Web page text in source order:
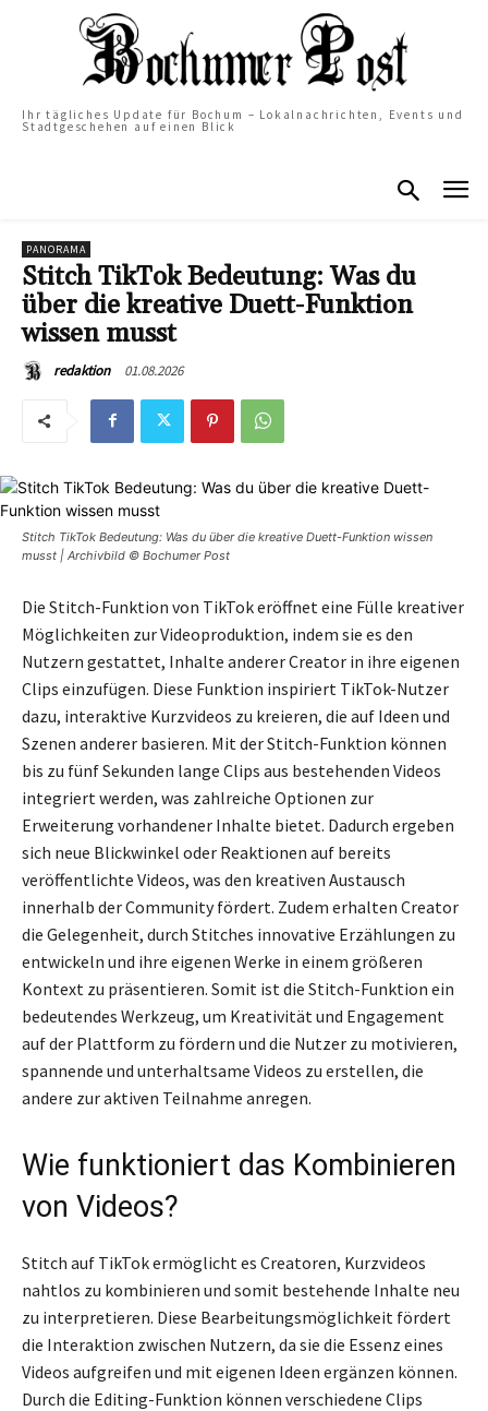
Ihr tägliches Update für Bochum – Lokalnachrichten, Events und
Stadtgeschehen auf einen Blick
PANORAMA
Stitch TikTok Bedeutung: Was du
über die kreative Duett-Funktion
wissen musst
redaktion 01.08.2026
Stitch TikTok Bedeutung: Was du über die kreative Duett-Funktion wissen
musst | Archivbild © Bochumer Post
Die Stitch-Funktion von TikTok eröffnet eine Fülle kreativer
Möglichkeiten zur Videoproduktion, indem sie es den
Nutzern gestattet, Inhalte anderer Creator in ihre eigenen
Clips einzufügen. Diese Funktion inspiriert TikTok-Nutzer
dazu, interaktive Kurzvideos zu kreieren, die auf Ideen und
Szenen anderer basieren. Mit der Stitch-Funktion können
bis zu fünf Sekunden lange Clips aus bestehenden Videos
integriert werden, was zahlreiche Optionen zur
Erweiterung vorhandener Inhalte bietet. Dadurch ergeben
sich neue Blickwinkel oder Reaktionen auf bereits
veröffentlichte Videos, was den kreativen Austausch
innerhalb der Community fördert. Zudem erhalten Creator
die Gelegenheit, durch Stitches innovative Erzählungen zu
entwickeln und ihre eigenen Werke in einem größeren
Kontext zu präsentieren. Somit ist die Stitch-Funktion ein
bedeutendes Werkzeug, um Kreativität und Engagement
auf der Plattform zu fördern und die Nutzer zu motivieren,
spannende und unterhaltsame Videos zu erstellen, die
andere zur aktiven Teilnahme anregen.
Wie funktioniert das Kombinieren
von Videos?
Stitch auf TikTok ermöglicht es Creatoren, Kurzvideos
nahtlos zu kombinieren und somit bestehende Inhalte neu
zu interpretieren. Diese Bearbeitungsmöglichkeit fördert
die Interaktion zwischen Nutzern, da sie die Essenz eines
Videos aufgreifen und mit eigenen Ideen ergänzen können.
Durch die Editing-Funktion können verschiedene Clips